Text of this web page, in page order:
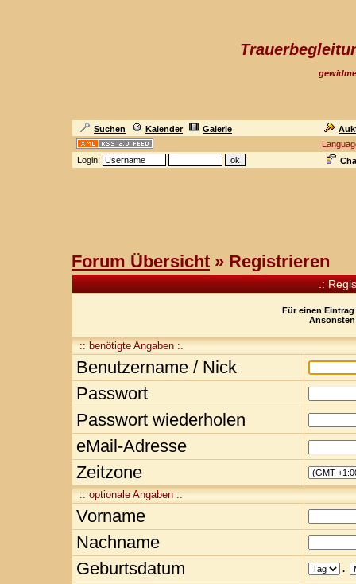
Suchen Kalender Galerie
Login:
Forum Übersicht » Registrieren
.:
Für einen
:: benötigte Angaben :.
Benutzername / Nick
Passwort
Passwort wiederholen
eMail-Adresse
Zeitzone
:: optionale Angaben :.
Vorname
Nachname
Geburtsdatum
.